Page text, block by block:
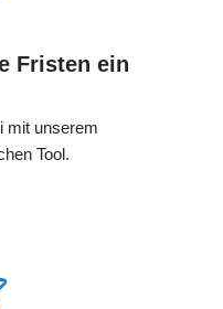
Fristen ein
mit unserem
Tool.